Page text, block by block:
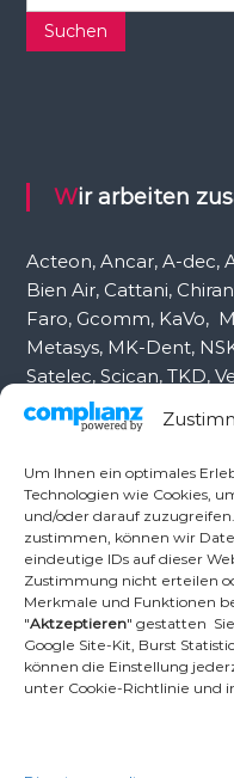
Um Ihnen ein optimales
Technologien wie Cookies,
und/oder darauf
zustimmen, können wir
eindeutige IDs auf dieser
Zustimmung nicht erteilen
Merkmale und Funktionen
"Aktzeptieren" gestatten
Google Site-Kit, Burst
können die Einstellung
unter Cookie-Richtlinie und
h
c
Suchen
Wir arbeiten
Acteon, Ancar, A-dec,
Bien Air, Cattani,
Faro, Gcomm, KaVo,
Metasys, MK-Dent,
Satelec, Scican, TKD,
Ambident
Dental Geräte Handel
Neumannstr. 3B
13189 Berlin